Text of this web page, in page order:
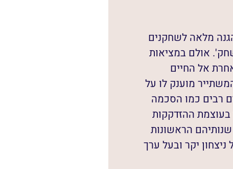
מלאה לשחקנים
אולם במציאות
אל החיים
מוענק לו על
רבים כמו הסכמה
בעוצמת ההזדקקות
שנותיהם הראשונות
יקר ובעל ערך